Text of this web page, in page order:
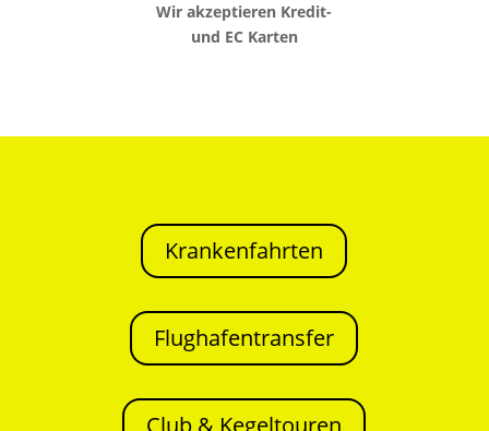
Wir akzeptieren Kredit-
und EC Karten
Krankenfahrten
Flughafentransfer
Club & Kegeltouren